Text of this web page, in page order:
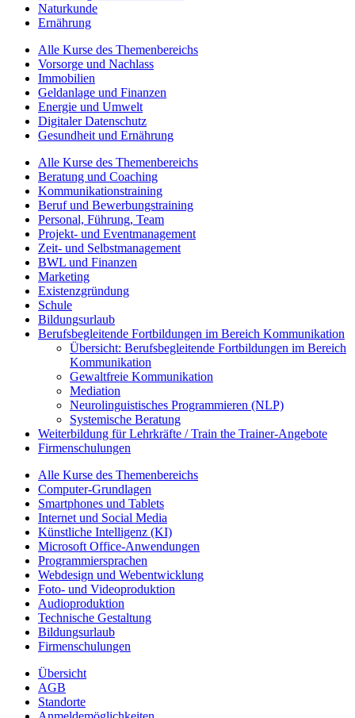
Naturkunde
Ernährung
Alle Kurse des Themenbereichs
Vorsorge und Nachlass
Immobilien
Geldanlage und Finanzen
Energie und Umwelt
Digitaler Datenschutz
Gesundheit und Ernährung
Alle Kurse des Themenbereichs
Beratung und Coaching
Kommunikationstraining
Beruf und Bewerbungstraining
Personal, Führung, Team
Projekt- und Eventmanagement
Zeit- und Selbstmanagement
BWL und Finanzen
Marketing
Existenzgründung
Schule
Bildungsurlaub
Berufsbegleitende Fortbildungen im Bereich Kommunikation
Übersicht: Berufsbegleitende Fortbildungen im Bereich
Kommunikation
Gewaltfreie Kommunikation
Mediation
Neurolinguistisches Programmieren (NLP)
Systemische Beratung
Weiterbildung für Lehrkräfte / Train the Trainer-Angebote
Firmenschulungen
Alle Kurse des Themenbereichs
Computer-Grundlagen
Smartphones und Tablets
Internet und Social Media
Künstliche Intelligenz (KI)
Microsoft Office-Anwendungen
Programmiersprachen
Webdesign und Webentwicklung
Foto- und Videoproduktion
Audioproduktion
Technische Gestaltung
Bildungsurlaub
Firmenschulungen
Übersicht
AGB
Standorte